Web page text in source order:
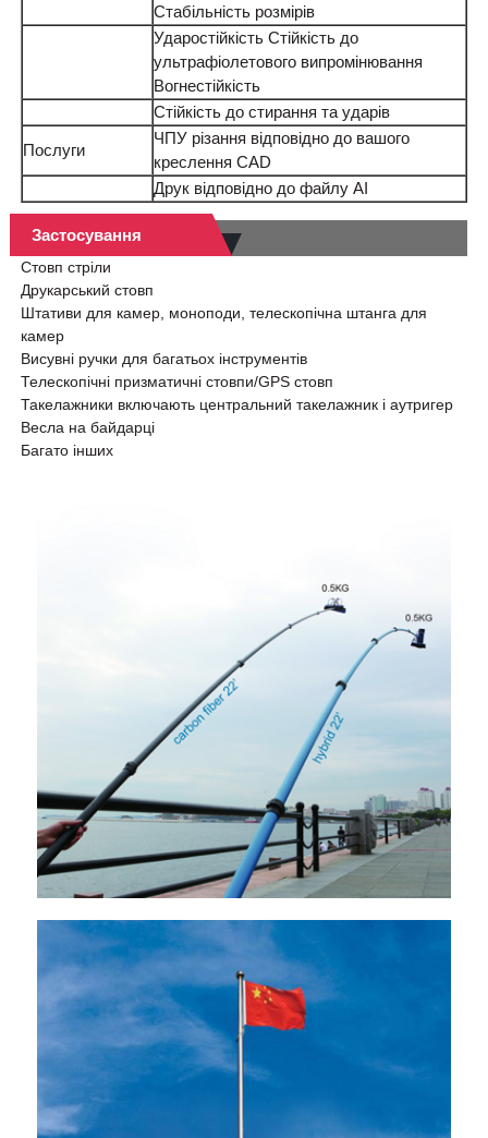
Стабільність розмірів
Ударостійкість Стійкість до
ультрафіолетового випромінювання
Вогнестійкість
Стійкість до стирання та ударів
Послуги
ЧПУ різання відповідно до вашого
креслення CAD
Друк відповідно до файлу AI
Застосування
Стовп стріли
Друкарський стовп
Штативи для камер, моноподи, телескопічна штанга для
камер
Висувні ручки для багатьох інструментів
Телескопічні призматичні стовпи/GPS стовп
Такелажники включають центральний такелажник і аутригер
Весла на байдарці
Багато інших